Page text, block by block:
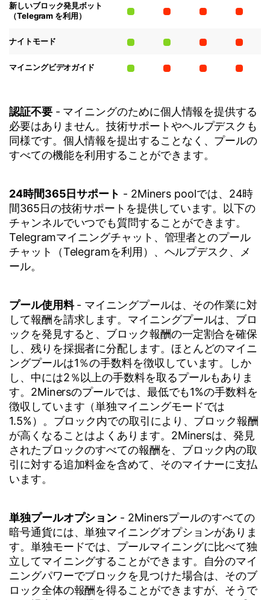
新しいブロック発見ボット
（Telegram を利用）
ナイトモード
マイニングビデオガイド
認証不要- マイニングのために個人情報を提供する
必要はありません。技術サポートやヘルプデスクも
同様です。個人情報を提出することなく、プールの
すべての機能を利用することができます。
24時間365日サポート - 2Miners poolでは、24時
間365日の技術サポートを提供しています。以下の
チャンネルでいつでも質問することができます。
Telegramマイニングチャット、管理者とのプール
チャット（Telegramを利用）、ヘルプデスク、メ
ール。
プール使用料- マイニングプールは、その作業に対
して報酬を請求します。マイニングプールは、ブロ
ックを発見すると、ブロック報酬の一定割合を確保
し、残りを採掘者に分配します。ほとんどのマイニ
ングプールは1％の手数料を徴収しています。しか
し、中には2％以上の手数料を取るプールもありま
す。2Minersのプールでは、最低でも1%の手数料を
徴収しています（単独マイニングモードでは
1.5%）。ブロック内での取引により、ブロック報酬
が高くなることはよくあります。2Minersは、発見
されたブロックのすべての報酬を、ブロック内の取
引に対する追加料金を含めて、そのマイナーに支払
います。
単独プールオプション - 2Minersプールのすべての
暗号通貨には、単独マイニングオプションがありま
す。単独モードでは、プールマイニングに比べて独
立してマイニングすることができます。自分のマイ
ニングパワーでブロックを見つけた場合は、そのブ
ロック全体の報酬を得ることができますが、そうで